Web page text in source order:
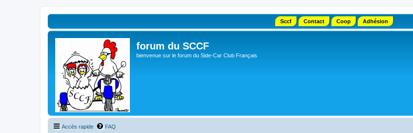
Sccf Contact Coop Adhésion
forum du SCCF
bienvenue sur le forum du Side-Car Club Français
Accès rapide FAQ